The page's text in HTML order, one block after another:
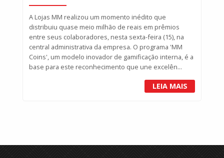
A Lojas MM realizou um momento inédito que
distribuiu quase meio milhão de reais em prêmios
entre seus colaboradores, nesta sexta-feira (15), na
central administrativa da empresa. O programa 'MM
Coins', um modelo inovador de gamificação interna, é a
base para este reconhecimento que une excelên...
LEIA MAIS